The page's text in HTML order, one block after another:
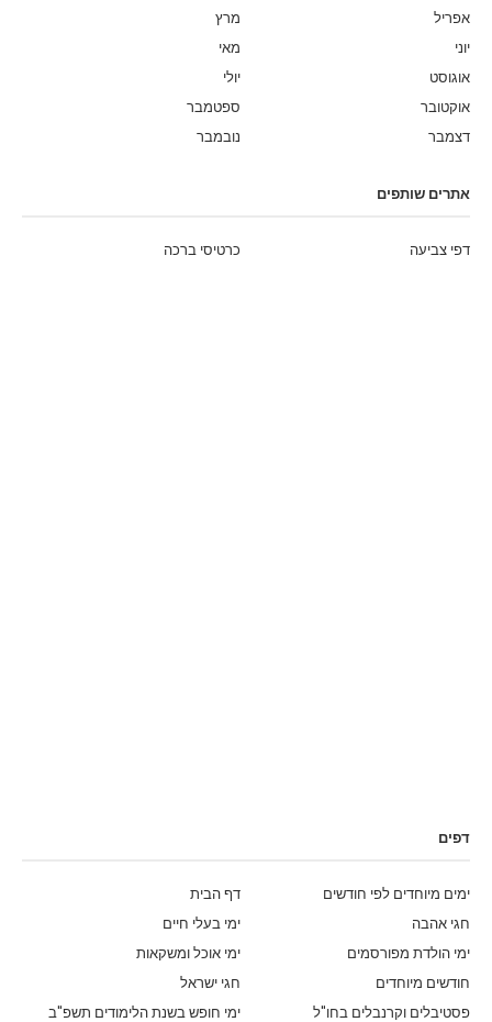
מרץ
אפריל
מאי
יוני
יולי
אוגוסט
ספטמבר
אוקטובר
נובמבר
דצמבר
אתרים שותפים
כרטיסי ברכה דפי צביעה
דפים
דף הבית
ימים מיוחדים לפי חודשים
ימי בעלי חיים
חגי אהבה
ימי אוכל ומשקאות
ימי הולדת מפורסמים
חגי ישראל
חודשים מיוחדים
ימי חופש בשנת הלימודים תשפ"ב
פסטיבלים וקרנבלים בחו"ל